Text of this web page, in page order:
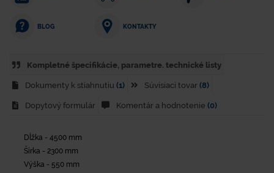
BLOG KONTAKTY
Kompletné špecifikácie, parametre. technické listy
Dokumenty k stiahnutiu (1) Súvisiaci tovar (8)
Dopytový formulár Komentár a hodnotenie (0)
Dĺžka - 4500 mm
Šírka - 2300 mm
Výška - 550 mm